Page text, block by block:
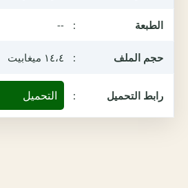
الطبعة :
--
حجم الملف : ١٤،٤ ميغابيت
رابط التحميل : التحميل